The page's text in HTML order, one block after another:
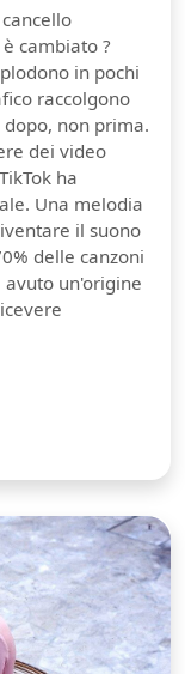
cambiato ?
in pochi
raccolgono
non prima.
dei video
ha
Una melodia
il suono
delle canzoni
un'origine